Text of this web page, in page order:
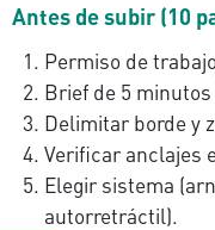
Antes de subir (10
Permiso de
Brief de 5
Delimitar borde y
Verificar anclajes
Elegir sistema
autorretráctil).